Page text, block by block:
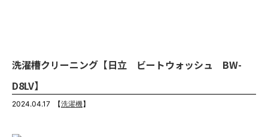
洗濯槽クリーニング【日立 ビートウォッシュ BW-
D8LV】
2024.04.17 【洗濯機】